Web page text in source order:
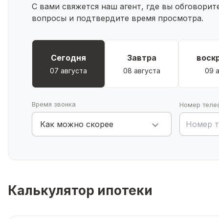
С вами свяжется наш агент, где вы
вопросы и подтвердите время просмотра.
Сегодня
07 августа
Завтра
08 августа 09
Время звонка
Как можно скорее
Номер
Калькулятор ипотеки